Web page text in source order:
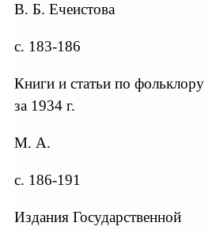
В. Б. Ечеистова
с. 183-186
Книги и статьи по фольклору
за 1934 г.
М. А.
с. 186-191
Издания Государственной